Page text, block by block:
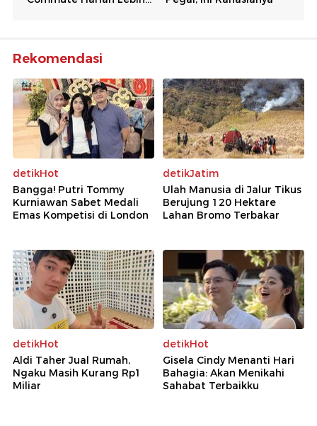
Rekomendasi
detikHot
Bangga! Putri Tommy
Kurniawan Sabet Medali
Emas Kompetisi di London
detikJatim
Ulah Manusia di Jalur Tikus
Berujung 120 Hektare
Lahan Bromo Terbakar
detikHot
Aldi Taher Jual Rumah,
Ngaku Masih Kurang Rp1
Miliar
detikHot
Gisela Cindy Menanti Hari
Bahagia: Akan Menikahi
Sahabat Terbaikku